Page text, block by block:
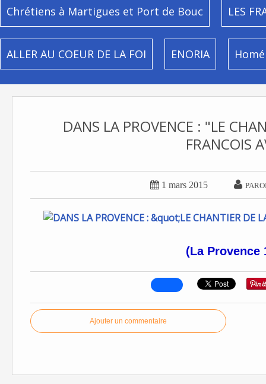
Chrétiens à Martigues et Port de Bouc LES
ALLER AU COEUR DE LA FOI ENORIA
DANS LA PROVENCE : "LE
FRANCOIS
 1 mars 2015 
(La Provence
Ajouter un commentaire